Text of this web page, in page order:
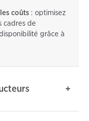
coûts : optimisez
cadres de
grâce à